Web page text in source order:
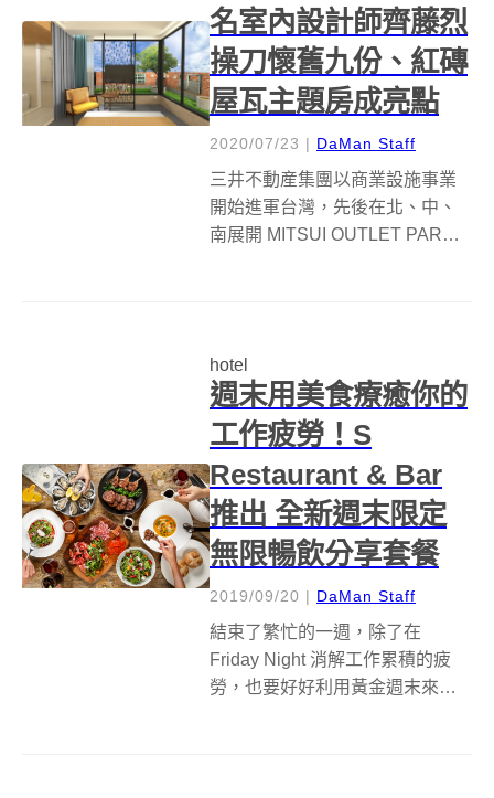
名室內設計師齊藤烈
操刀懷舊九份、紅磚
屋瓦主題房成亮點
2020/07/23 | DaMan Staff
三井不動産集團以商業設施事業
開始進軍台灣，先後在北、中、
南展開 MITSUI OUTLET PARK
hotel
週末用美食療癒你的
工作疲勞！S
Restaurant & Bar
推出 全新週末限定
無限暢飲分享套餐
2019/09/20 | DaMan Staff
結束了繁忙的一週，除了在
Friday Night 消解工作累積的疲
勞，也要好好利用黃金週末來慰